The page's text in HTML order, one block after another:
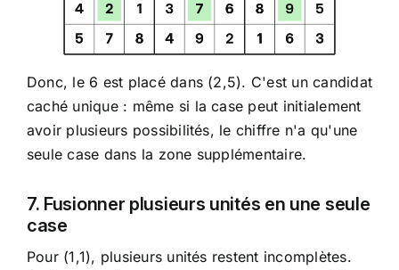
Donc, le 6 est placé dans (2,5). C'est un candidat
caché unique : même si la case peut initialement
avoir plusieurs possibilités, le chiffre n'a qu'une
seule case dans la zone supplémentaire.
7. Fusionner plusieurs unités en une seule
case
Pour (1,1), plusieurs unités restent incomplètes.